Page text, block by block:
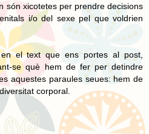
són xicotetes per prendre decisions
i/o del sexe pel que voldrien
el text que ens portes al post,
se què hem de fer per detindre
aquestes paraules seues: hem de
corporal.